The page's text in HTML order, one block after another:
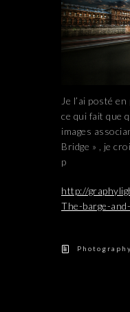
Je l’ai posté
ce qui fait que
images
Bridge » , je
p
http://
The-barge-
Photography